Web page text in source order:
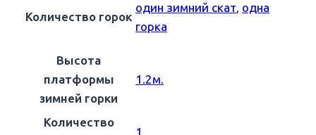
Количество горок
один зимний скат, одна
горка
Высота
платформы
зимней горки
1.2м.
Количество